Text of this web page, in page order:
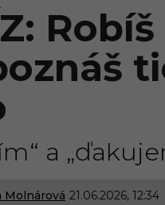
a
Molnárová 21.06.2026, 12:34
1